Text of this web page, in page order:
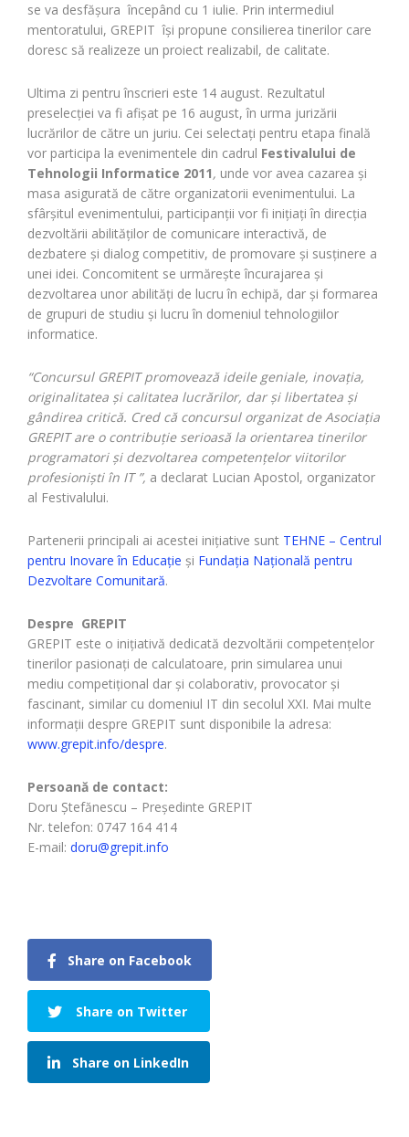
se va desfăşura începând cu 1 iulie. Prin intermediul
mentoratului, GREPIT îşi propune consilierea tinerilor care
doresc să realizeze un proiect realizabil, de calitate.
Ultima zi pentru înscrieri este 14 august. Rezultatul
preselecţiei va fi afişat pe 16 august, în urma jurizării
lucrărilor de către un juriu. Cei selectaţi pentru etapa finală
vor participa la evenimentele din cadrul Festivalului de
Tehnologii Informatice 2011, unde vor avea cazarea şi
masa asigurată de către organizatorii evenimentului. La
sfârşitul evenimentului, participanţii vor fi iniţiaţi în direcţia
dezvoltării abilităţilor de comunicare interactivă, de
dezbatere şi dialog competitiv, de promovare şi susţinere a
unei idei. Concomitent se urmăreşte încurajarea şi
dezvoltarea unor abilităţi de lucru în echipă, dar şi formarea
de grupuri de studiu şi lucru în domeniul tehnologiilor
informatice.
“Concursul GREPIT promovează ideile geniale, inovaţia,
originalitatea şi calitatea lucrărilor, dar şi libertatea şi
gândirea critică. Cred că concursul organizat de Asociaţia
GREPITare o contribuţie serioasă la orientarea tinerilor
programatori şi dezvoltarea competenţelor viitorilor
profesionişti în IT”, a declarat Lucian Apostol, organizator
al Festivalului.
Partenerii principali ai acestei iniţiative sunt TEHNE – Centrul
pentru Inovare în Educaţie şi Fundaţia Naţională pentru
Dezvoltare Comunitară.
Despre GREPIT
GREPIT este o iniţiativă dedicată dezvoltării competenţelor
tinerilor pasionaţi de calculatoare, prin simularea unui
mediu competiţional dar şi colaborativ, provocator şi
fascinant, similar cu domeniul IT din secolul XXI. Mai multe
informaţii despre GREPIT sunt disponibile la adresa:
www.grepit.info/despre.
Persoană de contact:
Doru Ştefănescu – Preşedinte GREPIT
Nr. telefon: 0747 164 414
E-mail: doru@grepit.info
Share on Facebook
Share on Twitter
Share on LinkedIn